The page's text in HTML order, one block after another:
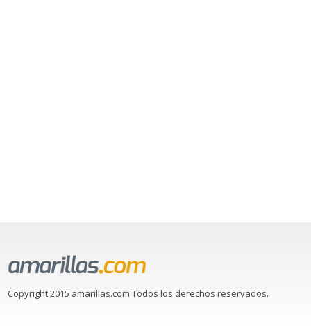
Copyright 2015 amarillas.com Todos los derechos reservados.